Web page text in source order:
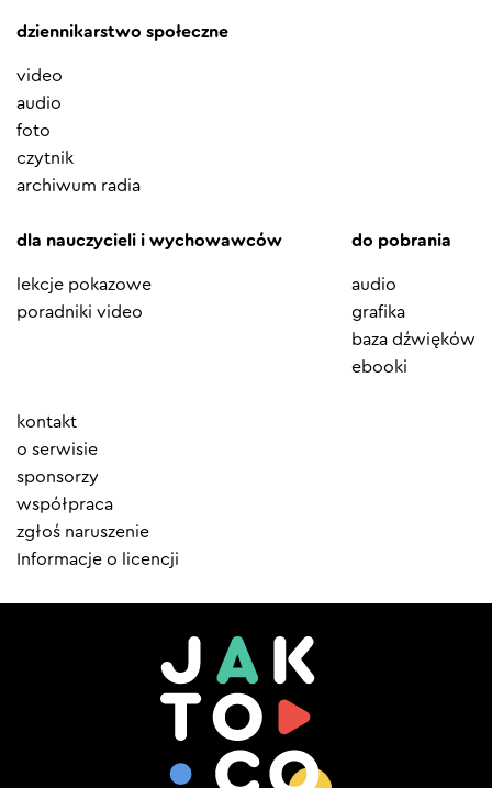
dziennikarstwo społeczne
video
audio
foto
czytnik
archiwum radia
dla nauczycieli i wychowawców
lekcje pokazowe
poradniki video
do pobrania
audio
grafika
baza dźwięków
ebooki
Element
menu
kontakt
o serwisie
sponsorzy
współpraca
zgłoś naruszenie
Informacje o licencji